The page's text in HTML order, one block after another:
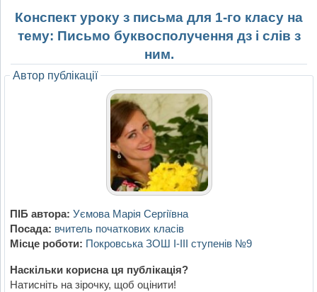
Конспект уроку з письма для 1-го класу на
тему: Письмо буквосполучення дз і слів з
ним.
Автор публікації
ПІБ автора: Уємова Марія Сергіївна
Посада: вчитель початкових класів
Місце роботи: Покровська ЗОШ І-ІІІ ступенів №9
Наскільки корисна ця публікація?
Натисніть на зірочку, щоб оцінити!